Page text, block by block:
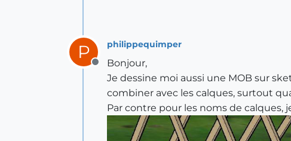
P
Offline
philippequimper
Bonjour,
Je dessine moi aussi une MOB sur
combiner avec les calques, surtout
Par contre pour les noms de calques,